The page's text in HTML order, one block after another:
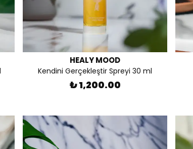
HEALY MOOD
Kendini Gerçekleştir Spreyi 30 ml
₺ 1,200.00